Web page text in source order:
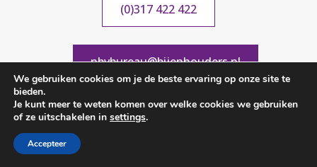
(0)317 422 422
nbvbureau@bijenhouders.nl
We gebruiken cookies om je de beste ervaring op onze site te
bieden.
Je kunt meer te weten komen over welke cookies we gebruiken
of ze uitschakelen in settings.
Accepteer